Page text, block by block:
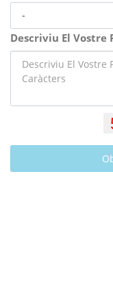
Descriviu El Vostre